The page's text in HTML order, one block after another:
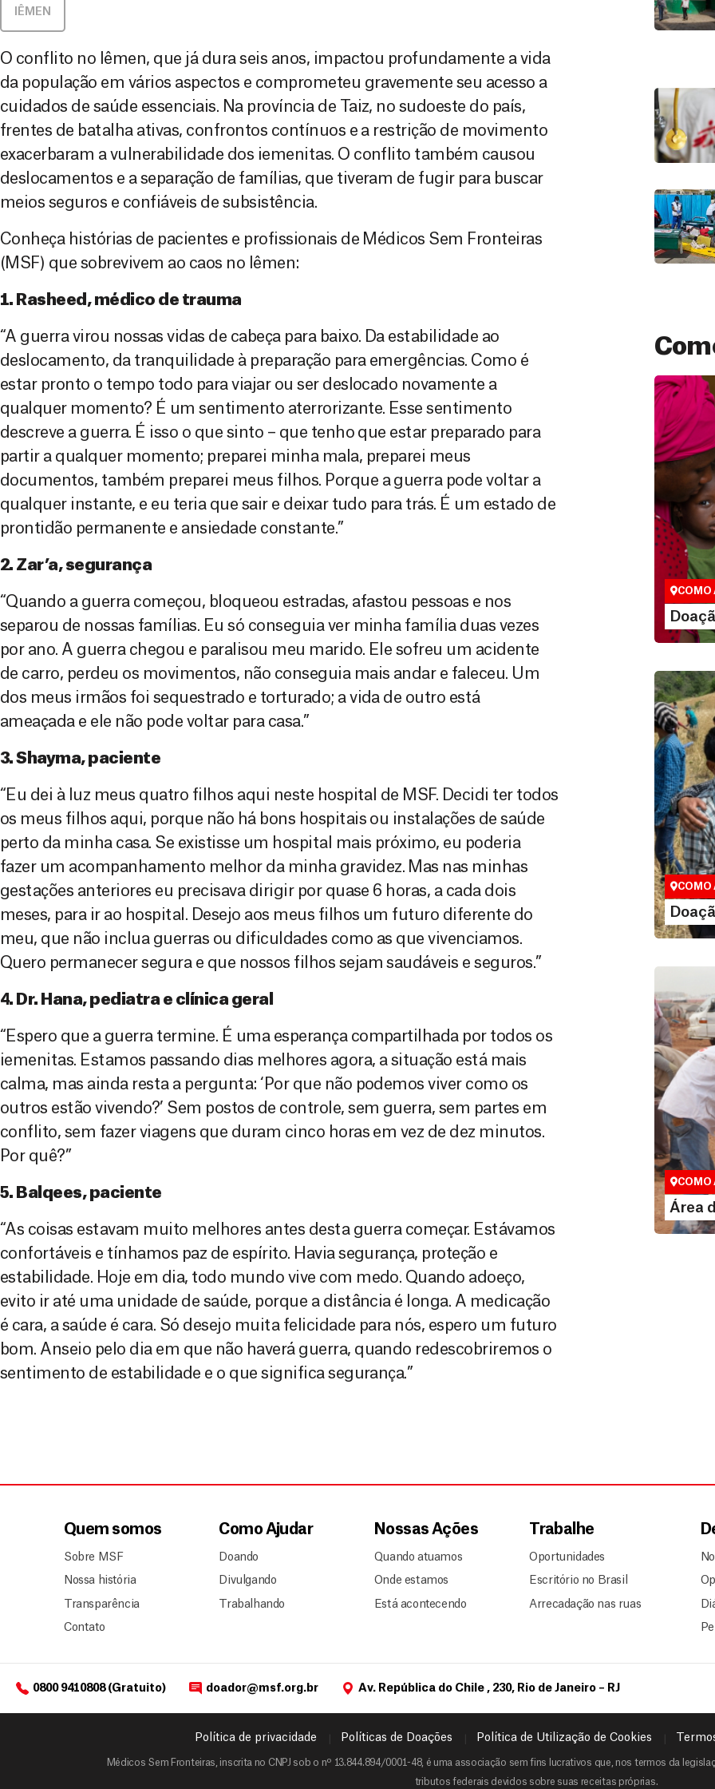
IÊMEN
O conflito no Iêmen, que já dura seis anos, impactou profundamente a vida
da população em vários aspectos e comprometeu gravemente seu acesso a
cuidados de saúde essenciais. Na província de Taiz, no sudoeste do país,
frentes de batalha ativas, confrontos contínuos e a restrição de movimento
exacerbaram a vulnerabilidade dos iemenitas. O conflito também causou
deslocamentos e a separação de famílias, que tiveram de fugir para buscar
meios seguros e confiáveis de subsistência.
Conheça histórias de pacientes e profissionais de Médicos Sem Fronteiras
(MSF) que sobrevivem ao caos no Iêmen:
1. Rasheed, médico de trauma
“A guerra virou nossas vidas de cabeça para baixo. Da estabilidade ao
deslocamento, da tranquilidade à preparação para emergências. Como é
estar pronto o tempo todo para viajar ou ser deslocado novamente a
qualquer momento? É um sentimento aterrorizante. Esse sentimento
descreve a guerra. É isso o que sinto – que tenho que estar preparado para
partir a qualquer momento; preparei minha mala, preparei meus
documentos, também preparei meus filhos. Porque a guerra pode voltar a
qualquer instante, e eu teria que sair e deixar tudo para trás. É um estado de
prontidão permanente e ansiedade constante.”
2. Zar’a, segurança
“Quando a guerra começou, bloqueou estradas, afastou pessoas e nos
separou de nossas famílias. Eu só conseguia ver minha família duas vezes
por ano. A guerra chegou e paralisou meu marido. Ele sofreu um acidente
de carro, perdeu os movimentos, não conseguia mais andar e faleceu. Um
dos meus irmãos foi sequestrado e torturado; a vida de outro está
ameaçada e ele não pode voltar para casa.”
3. Shayma, paciente
“Eu dei à luz meus quatro filhos aqui neste hospital de MSF. Decidi ter todos
os meus filhos aqui, porque não há bons hospitais ou instalações de saúde
perto da minha casa. Se existisse um hospital mais próximo, eu poderia
fazer um acompanhamento melhor da minha gravidez. Mas nas minhas
gestações anteriores eu precisava dirigir por quase 6 horas, a cada dois
meses, para ir ao hospital. Desejo aos meus filhos um futuro diferente do
meu, que não inclua guerras ou dificuldades como as que vivenciamos.
Quero permanecer segura e que nossos filhos sejam saudáveis e seguros.”
4. Dr. Hana, pediatra e clínica geral
“Espero que a guerra termine. É uma esperança compartilhada por todos os
iemenitas. Estamos passando dias melhores agora, a situação está mais
calma, mas ainda resta a pergunta: ‘Por que não podemos viver como os
outros estão vivendo?’ Sem postos de controle, sem guerra, sem partes em
conflito, sem fazer viagens que duram cinco horas em vez de dez minutos.
Por quê?”
5. Balqees, paciente
“As coisas estavam muito melhores antes desta guerra começar. Estávamos
confortáveis e tínhamos paz de espírito. Havia segurança, proteção e
estabilidade. Hoje em dia, todo mundo vive com medo. Quando adoeço,
evito ir até uma unidade de saúde, porque a distância é longa. A medicação
é cara, a saúde é cara. Só desejo muita felicidade para nós, espero um futuro
bom. Anseio pelo dia em que não haverá guerra, quando redescobriremos o
sentimento de estabilidade e o que significa segurança.”
Doação
São as
que nos
vidas em
COMO
Você
maneiras,
valor que
COMO
Área
Espaço
COMO
Área
Quem somos
Sobre MSF
Nossa história
Transparência
Contato
Como Ajudar
Doando
Divulgando
Trabalhando
Nossas Ações
Quando atuamos
Onde estamos
Está acontecendo
Trabalhe
Oportunidades
Escritório no Brasil
Arrecadação nas ruas
0800 9410808 (Gratuito) doador@msf.org.br Av. República do Chile , 230, Rio de Janeiro – RJ
Política de privacidade Políticas de Doações Política de Utilização de Cookies
Médicos Sem Fronteiras, inscrita no CNPJ sob o nº 13.844.894/0001-48, é uma associação sem fins lucrativos que, nos termos da
tributos federais devidos sobre suas receitas próprias.